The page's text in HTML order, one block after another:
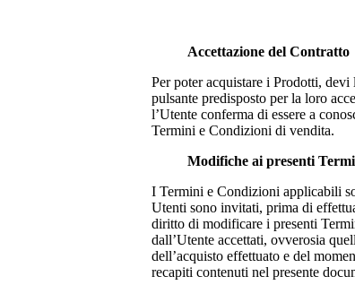
Accettazione del Contratto
Per poter acquistare i Prodotti, devi
pulsante predisposto per la loro
l’Utente conferma di essere a
Termini e Condizioni di vendita.
Modifiche ai presenti
I Termini e Condizioni applicabili
Utenti sono invitati, prima di
diritto di modificare i presenti
dall’Utente accettati, ovverosia
dell’acquisto effettuato e del
recapiti contenuti nel presente